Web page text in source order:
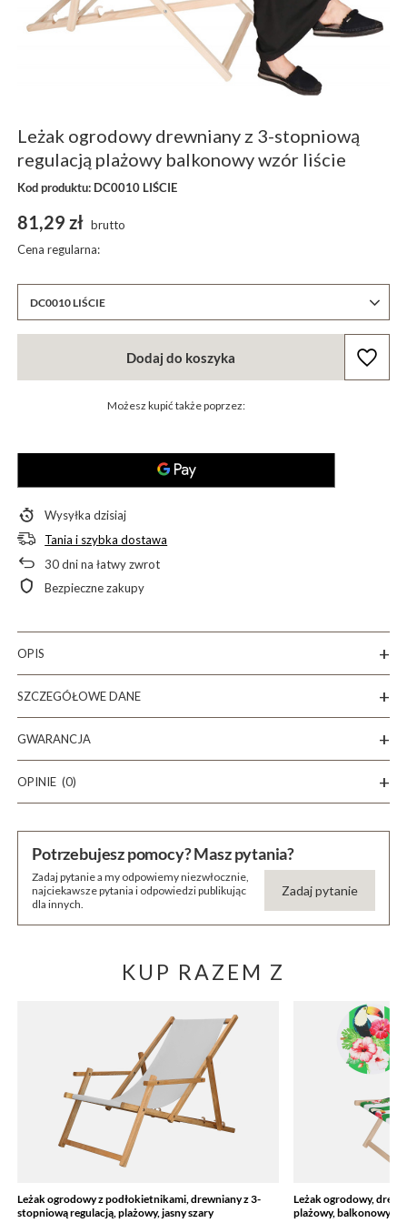
Leżak ogrodowy drewniany z 3-stopniową
regulacją plażowy balkonowy wzór liście
Kod produktu: DC0010 LIŚCIE
DC0010 LIŚCIE
81,29 zł brutto
Cena regularna:
Dodaj do koszyka
Możesz kupić także poprzez:
Wysyłkadzisiaj
Tania i szybka dostawa
30dni na łatwy zwrot
Bezpieczne zakupy
OPIS
SZCZEGÓŁOWE DANE
GWARANCJA
OPINIE (0)
Potrzebujesz pomocy? Masz pytania?
Zadaj pytanie a my odpowiemy niezwłocznie,
najciekawsze pytania i odpowiedzi publikując
dla innych.
Zadaj pytanie
KUP RAZEM Z
Leżak ogrodowy z podłokietnikami, drewniany z 3-
stopniową regulacją, plażowy, jasny szary
Leżak ogrodowy,
plażowy, balkonowy,